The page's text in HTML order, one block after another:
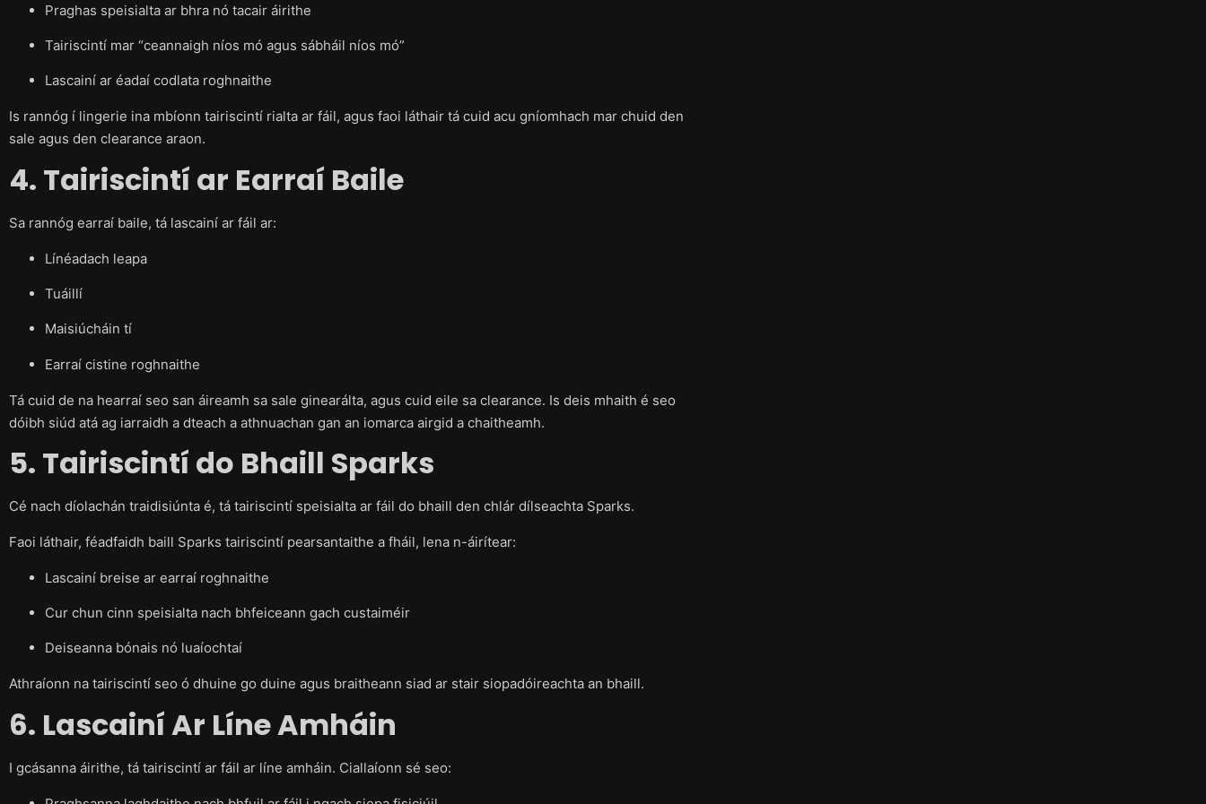
Praghas speisialta ar bhra nó tacair áirithe
Tairiscintí mar “ceannaigh níos mó agus sábháil níos mó”
Lascainí ar éadaí codlata roghnaithe
Is rannóg í lingerie ina mbíonn tairiscintí rialta ar fáil, agus faoi láthair tá cuid acu gníomhach mar chuid den
sale agus den clearance araon.
4. Tairiscintí ar Earraí Baile
Sa rannóg earraí baile, tá lascainí ar fáil ar:
Línéadach leapa
Tuáillí
Maisiúcháin tí
Earraí cistine roghnaithe
Tá cuid de na hearraí seo san áireamh sa sale ginearálta, agus cuid eile sa clearance. Is deis mhaith é seo
dóibh siúd atá ag iarraidh a dteach a athnuachan gan an iomarca airgid a chaitheamh.
5. Tairiscintí do Bhaill Sparks
Cé nach díolachán traidisiúnta é, tá tairiscintí speisialta ar fáil do bhaill den chlár dílseachta Sparks.
Faoi láthair, féadfaidh baill Sparks tairiscintí pearsantaithe a fháil, lena n-áirítear:
Lascainí breise ar earraí roghnaithe
Cur chun cinn speisialta nach bhfeiceann gach custaiméir
Deiseanna bónais nó luaíochtaí
Athraíonn na tairiscintí seo ó dhuine go duine agus braitheann siad ar stair siopadóireachta an bhaill.
6. Lascainí Ar Líne Amháin
I gcásanna áirithe, tá tairiscintí ar fáil ar líne amháin. Ciallaíonn sé seo: